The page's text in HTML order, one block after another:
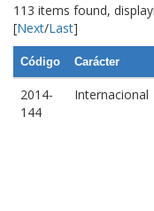
113 items found,
[Next/Last]
Código Carácter
2014-
144
Internacional